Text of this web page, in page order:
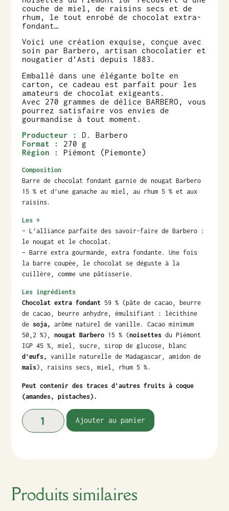
couche de miel, de raisins secs et de
rhum, le tout enrobé de chocolat extra-
fondant…
Voici une création exquise, conçue avec
soin par Barbero, artisan chocolatier et
nougatier d’Asti depuis 1883.
Emballé dans une élégante boîte en
carton, ce cadeau est parfait pour les
amateurs de chocolat exigeants.
Avec 270 grammes de délice BARBERO, vous
pourrez satisfaire vos envies de
gourmandise à tout moment.
Producteur :
D. Barbero
Format :
270 g
Région :
Piémont (Piemonte)
Composition
Barre de chocolat fondant garnie de nougat Barbero
15 % et d’une ganache au miel, au rhum 5 % et aux
raisins.
Les +
– L’alliance parfaite des savoir-faire de Barbero :
le nougat et le chocolat.
– Barre extra gourmande, extra fondante. Une fois
la barre coupée, le chocolat se déguste à la
cuillère, comme une pâtisserie.
Les ingrédients
Chocolat extra fondant59 % (pâte de cacao, beurre
de cacao, beurre anhydre, émulsifiant : lécithine
de soja, arôme naturel de vanille. Cacao minimum
50,2 %), nougat Barbero15 % (noisettesdu Piémont
IGP 45 %, miel, sucre, sirop de glucose, blanc
d’œufs, vanille naturelle de Madagascar, amidon de
maïs), raisins secs, miel, rhum 5 %.
Peut contenir des traces d’autres fruits à coque
(amandes, pistaches).
Ajouter au panier
Produits similaires